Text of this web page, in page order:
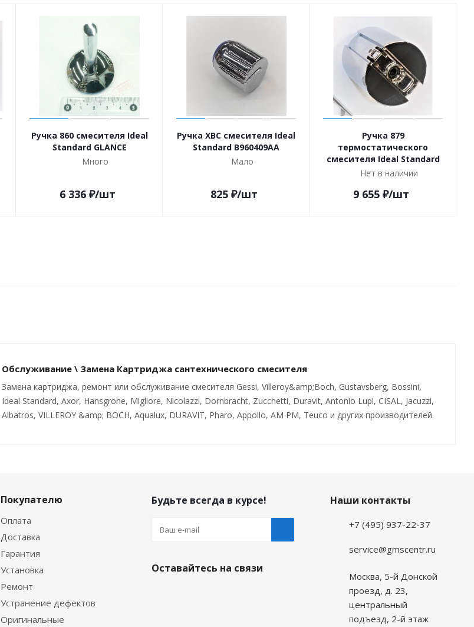
Ручка 860 смесителя Ideal
Standard GLANCE
Много
6 336₽/шт
Ручка ХВС смесителя Ideal
Standard B960409AA
Мало
825 ₽/шт
Ручка 879
термостатического
смесителя Ideal Standard
Нет в наличии
9 655₽/шт
Обслуживание \ Замена Картриджа сантехнического смесителя
Замена картриджа, ремонт или обслуживание смесителя Gessi, Villeroy&amp;Boch, Gustavsberg, Bossini,
Ideal Standard, Axor, Hansgrohe, Migliore, Nicolazzi, Dornbracht, Zucchetti, Duravit, Antonio Lupi, CISAL, Jacuzzi,
Albatros, VILLEROY &amp; BOCH, Aqualux, DURAVIT, Pharo, Appollo, AM PM, Teuco и других производителей.
Покупателю
Оплата
Доставка
Гарантия
Установка
Ремонт
Устранение дефектов
Оригинальные
Будьте всегда в курсе!
Оставайтесь на связи
Наши контакты
+7 (495) 937-22-37
service@gmscentr.ru
Москва, 5-й Донской
проезд, д. 23,
центральный
подъезд, 2-й этаж